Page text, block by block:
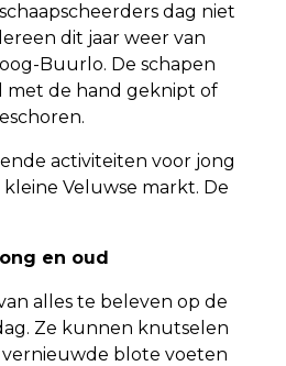
dag niet
dit jaar weer van
Buurlo. De schapen
met de hand geknipt of
activiteiten voor jong
Veluwse markt. De
en oud
alles te beleven op de
Ze kunnen knutselen
blote voeten